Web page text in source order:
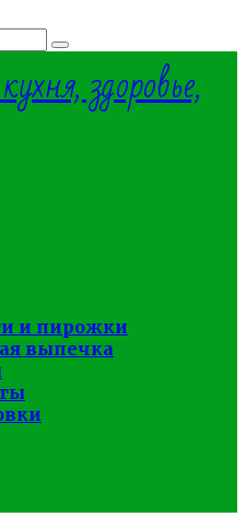
здоровье,
и пирожки
выпечка